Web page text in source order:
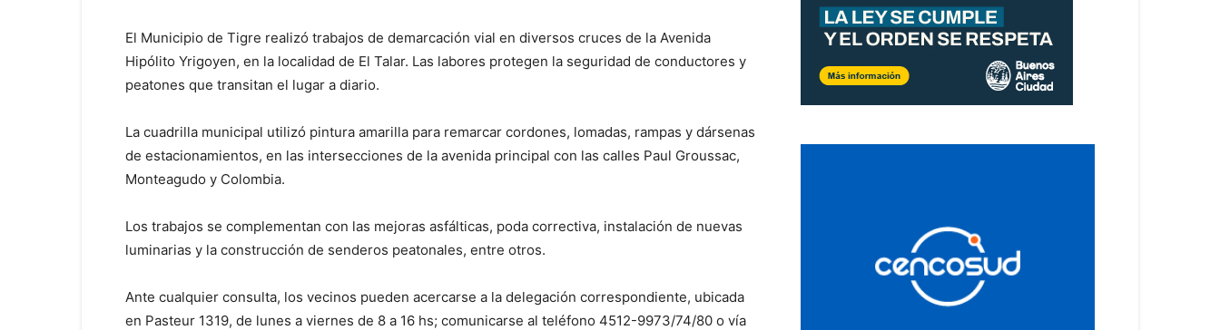
El Municipio de Tigre realizó trabajos de demarcación vial en diversos cruces de la Avenida
Hipólito Yrigoyen, en la localidad de El Talar. Las labores protegen la seguridad de conductores y
peatones que transitan el lugar a diario.
La cuadrilla municipal utilizó pintura amarilla para remarcar cordones, lomadas, rampas y dársenas
de estacionamientos, en las intersecciones de la avenida principal con las calles Paul Groussac,
Monteagudo y Colombia.
Los trabajos se complementan con las mejoras asfálticas, poda correctiva, instalación de nuevas
luminarias y la construcción de senderos peatonales, entre otros.
Ante cualquier consulta, los vecinos pueden acercarse a la delegación correspondiente, ubicada
en Pasteur 1319, de lunes a viernes de 8 a 16 hs; comunicarse al teléfono 4512-9973/74/80 o vía